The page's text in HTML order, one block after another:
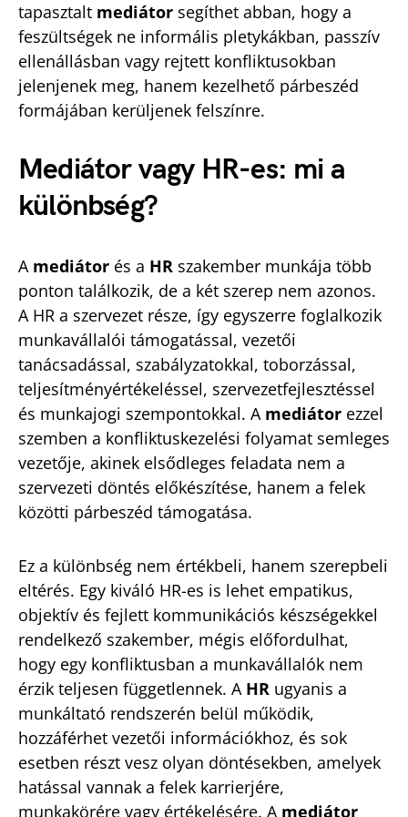
tapasztalt mediátor segíthet abban, hogy a
feszültségek ne informális pletykákban, passzív
ellenállásban vagy rejtett konfliktusokban
jelenjenek meg, hanem kezelhető párbeszéd
formájában kerüljenek felszínre.
Mediátor vagy HR-es: mi a
különbség?
A mediátor és a HR szakember munkája több
ponton találkozik, de a két szerep nem azonos.
A HR a szervezet része, így egyszerre foglalkozik
munkavállalói támogatással, vezetői
tanácsadással, szabályzatokkal, toborzással,
teljesítményértékeléssel, szervezetfejlesztéssel
és munkajogi szempontokkal. A mediátor ezzel
szemben a konfliktuskezelési folyamat semleges
vezetője, akinek elsődleges feladata nem a
szervezeti döntés előkészítése, hanem a felek
közötti párbeszéd támogatása.
Ez a különbség nem értékbeli, hanem szerepbeli
eltérés. Egy kiváló HR-es is lehet empatikus,
objektív és fejlett kommunikációs készségekkel
rendelkező szakember, mégis előfordulhat,
hogy egy konfliktusban a munkavállalók nem
érzik teljesen függetlennek. A HR ugyanis a
munkáltató rendszerén belül működik,
hozzáférhet vezetői információkhoz, és sok
esetben részt vesz olyan döntésekben, amelyek
hatással vannak a felek karrierjére,
munkakörére vagy értékelésére. A mediátor